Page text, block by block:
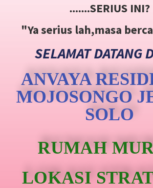
.......SERIUS INI?
"Ya serius lah,masa
SELAMAT DATANG
ANVAYA
MOJOSONGO
SOLO
RUMAH
LOKASI